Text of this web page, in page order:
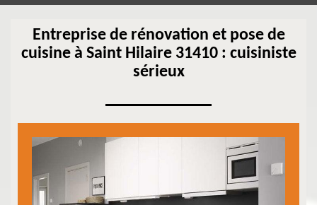
Entreprise de rénovation et pose de
cuisine à Saint Hilaire 31410 : cuisiniste
sérieux